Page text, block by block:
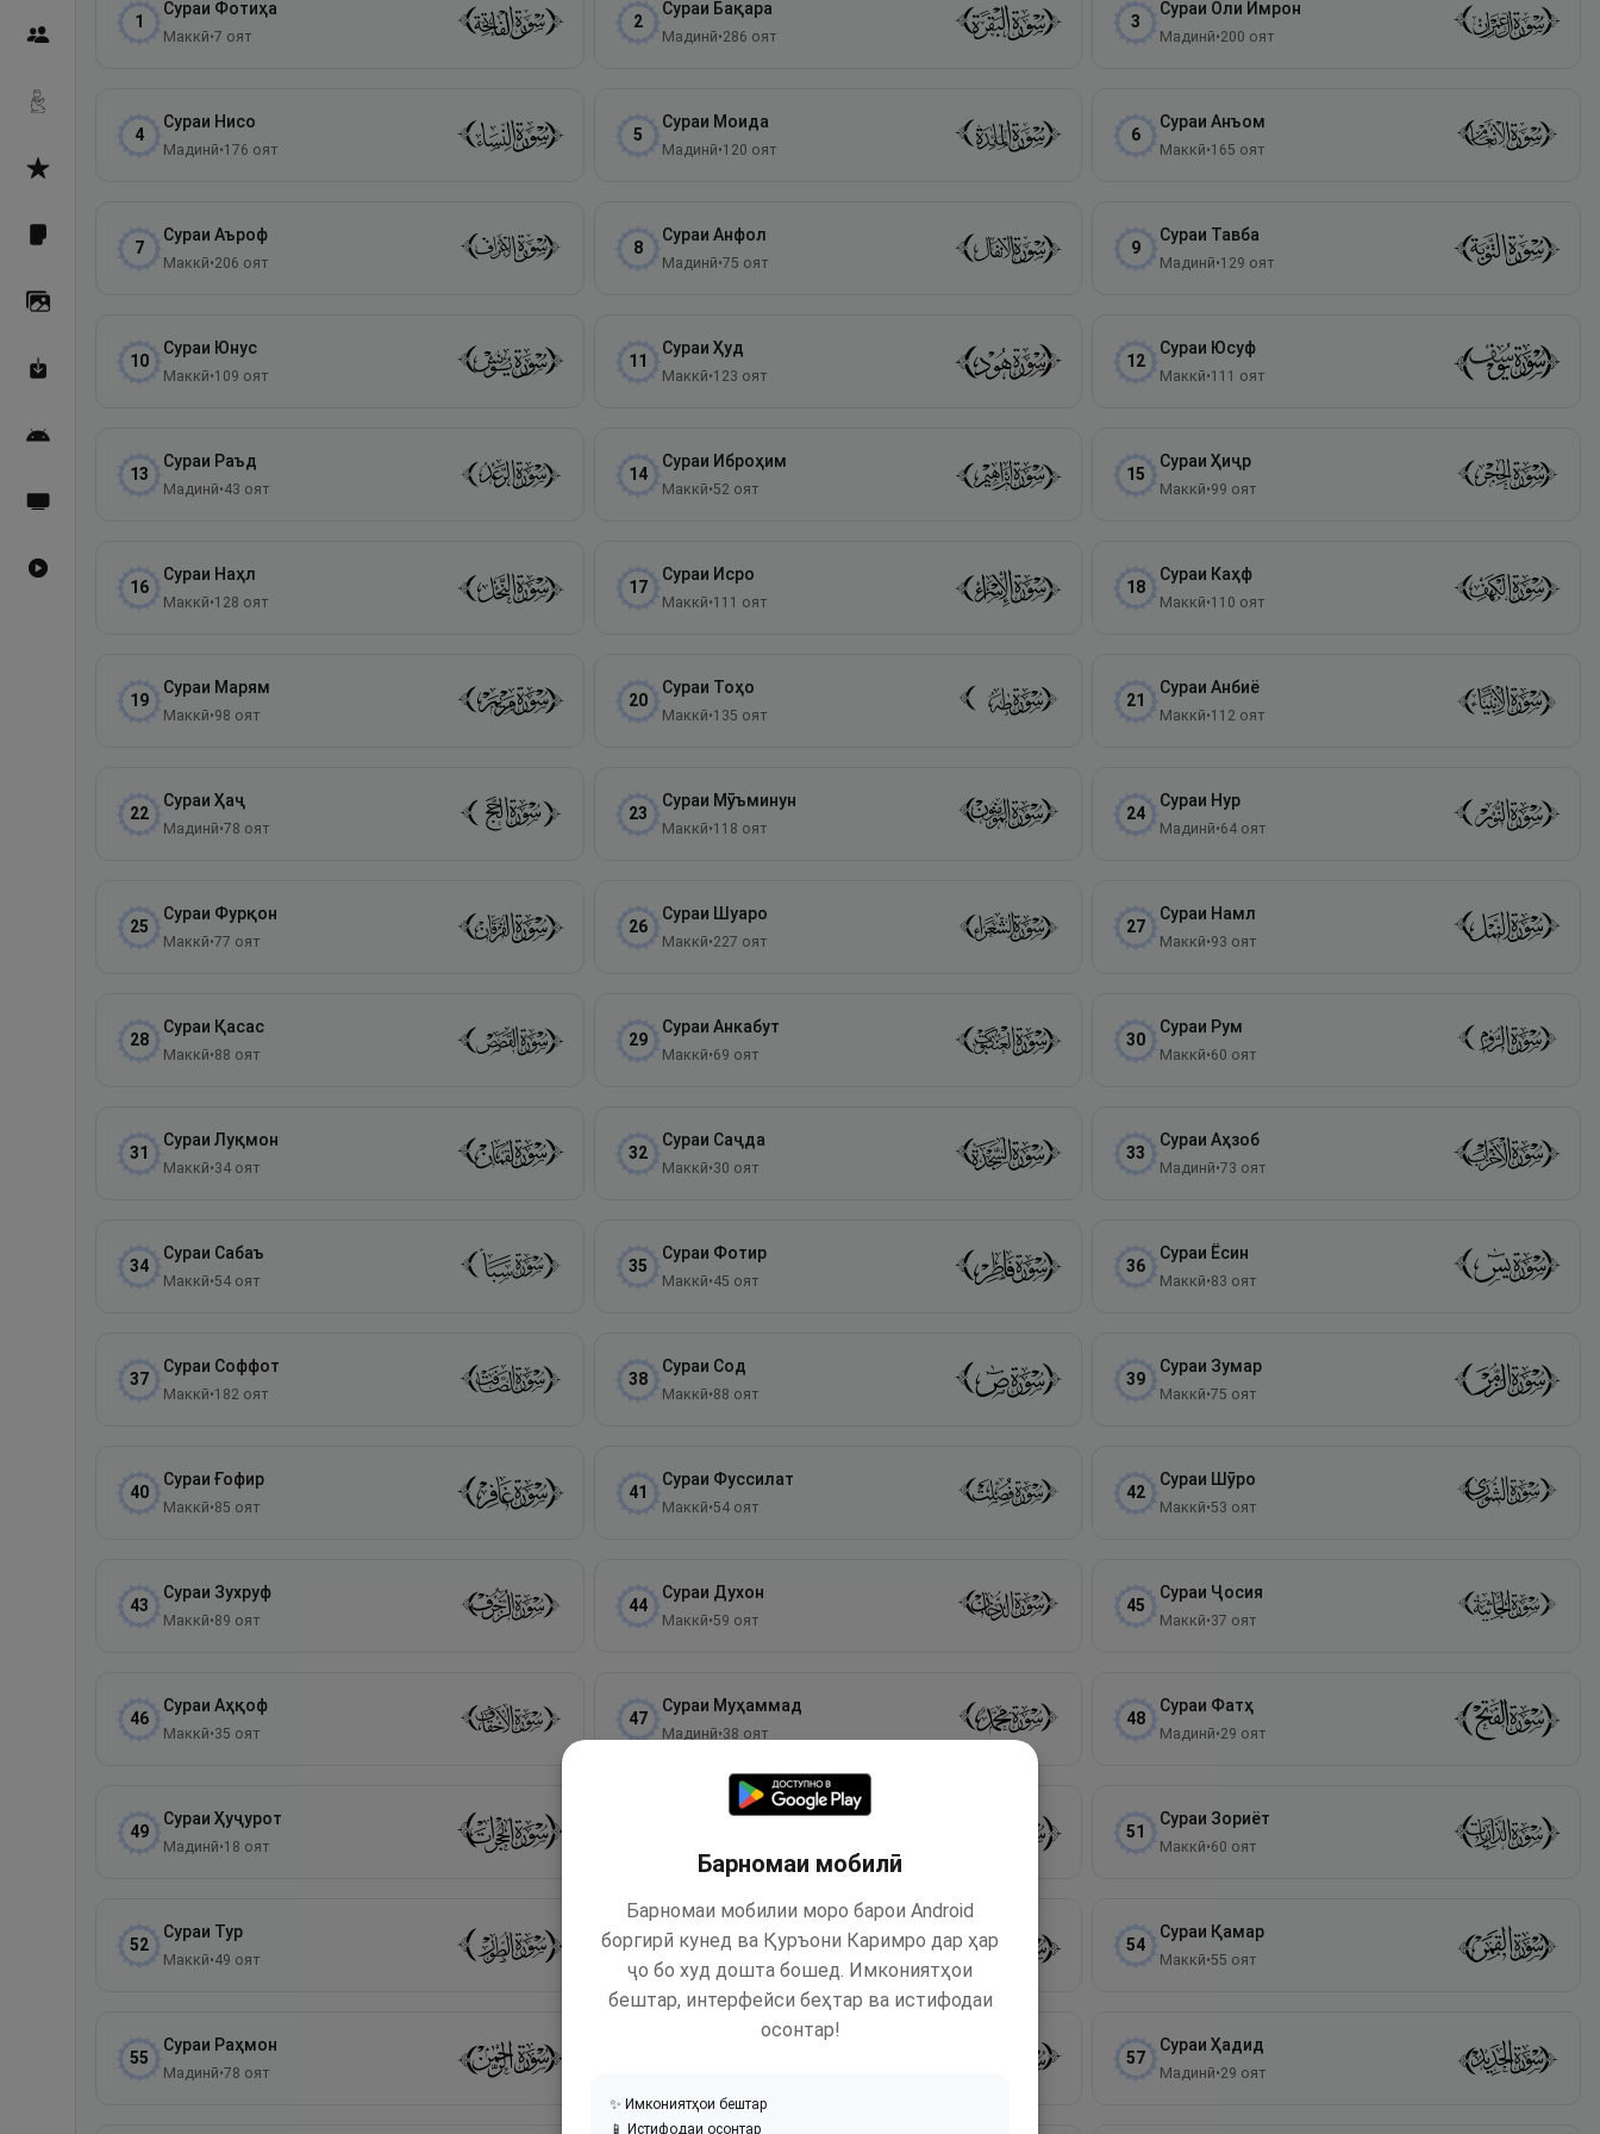
Пайғамбарон
Фарзи айн
Махзани Маърифат
Видеоҳои YouTube
1
Сураи Фотиҳа
Маккӣ•7 оят
2
Сураи Бақара
Мадинӣ•286 оят
3
Сураи Оли Имрон
Мадинӣ•200 оят
4
Сураи Нисо
Мадинӣ•176 оят
5
Сураи Моида
Мадинӣ•120 оят
6
СураиАнъом
Маккӣ•165 оят
7
Сураи Аъроф
Маккӣ•206 оят
8
Сураи Анфол
Мадинӣ•75 оят
9
Сураи Тавба
Мадинӣ•129 оят
10
Сураи Юнус
Маккӣ•109 оят
11
Сураи Ҳуд
Маккӣ•123 оят
12
Сураи Юсуф
Маккӣ•111 оят
13
Сураи Раъд
Мадинӣ•43 оят
14
Сураи Иброҳим
Маккӣ•52оят
15
СураиҲиҷр
Маккӣ•99 оят
16
Сураи Наҳл
Маккӣ•128 оят
17
Сураи Исро
Маккӣ•111 оят
18
Сураи Каҳф
Маккӣ•110 оят
19
Сураи Марям
Маккӣ•98 оят
20
Сураи Тоҳо
Маккӣ•135 оят
21
СураиАнбиё
Маккӣ•112 оят
22
Сураи Ҳаҷ
Мадинӣ•78 оят
23
Сураи Мӯъминун
Маккӣ•118 оят
24
Сураи Нур
Мадинӣ•64 оят
25
Сураи Фурқон
Маккӣ•77 оят
26
Сураи Шуаро
Маккӣ•227 оят
27
Сураи Намл
Маккӣ•93 оят
28
Сураи Қасас
Маккӣ•88 оят
29
Сураи Анкабут
Маккӣ•69 оят
30
Сураи Рум
Маккӣ•60 оят
31
Сураи Луқмон
Маккӣ•34 оят
32
Сураи Саҷда
Маккӣ•30 оят
33
СураиАҳзоб
Мадинӣ•73 оят
34
Сураи Сабаъ
Маккӣ•54 оят
35
Сураи Фотир
Маккӣ•45 оят
36
Сураи Ёсин
Маккӣ•83 оят
37
Сураи Соффот
Маккӣ•182 оят
38
Сураи Сод
Маккӣ•88 оят
39
Сураи Зумар
Маккӣ•75 оят
40
Сураи Ғофир
Маккӣ•85 оят
41
Сураи Фуссилат
Маккӣ•54оят
42
Сураи Шӯро
Маккӣ•53 оят
43
Сураи Зухруф
Маккӣ•89 оят
44
Сураи Духон
Маккӣ•59 оят
45
Сураи Ҷосия
Маккӣ•37 оят
46
Сураи Аҳқоф
Маккӣ•35 оят
47
Сураи Муҳаммад
Мадинӣ•38 оят
48
Сураи Фатҳ
Мадинӣ•29 оят
49
Сураи Ҳуҷурот
Мадинӣ•18 оят
Қоф
51
Сураи Зориёт
Маккӣ•60 оят
52
Сураи Тур
Маккӣ•49 оят
53
Сураи
Маккӣ
54
Сураи Қамар
Маккӣ•55 оят
55
Сураи Раҳмон
Мадинӣ•78 оят
57
СураиҲадид
Мадинӣ•29 оят
Барномаи мобилӣ
Барномаи мобилии моро барои Android
боргирӣ кунед ва Қуръони Каримро дар ҳар
ҷо бо худ дошта бошед. Имкониятҳои
бештар, интерфейси беҳтар ва истифодаи
осонтар!
✨ Имкониятҳои бештар
📱 Истифодаи осонтар